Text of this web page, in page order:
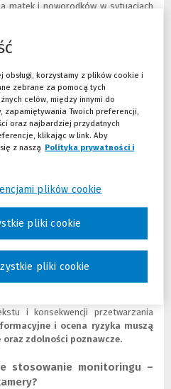
matek i noworodków w sytuacjach
dzieci – wąska granica
naruszeniem prywatności
mieć szczególny priorytet,
do osób dorosłych – dzieci co do
i w pełni świadomie decydować
danych osobowych. Sytuacje, w
hospitalizacja, opieka
ostrożności. Z tego powodu
ochronyprzy analizie zasadności
– nawet wiele lat po zakończeniu
poważnych szkód psychicznych i
i konsekwencji przetwarzania
i ocena ryzyka muszą
zdolności poznawcze.
stosowanie monitoringu –
obsługi, korzystamy z plików cookie i
zebrane za pomocą tych
celów, między innymi do
zapamiętywania Twoich preferencji,
oraz najbardziej przydatnych
klikając w link. Aby
z naszą Polityka prywatności i
pliki cookie
pliki cookie
plików cookie